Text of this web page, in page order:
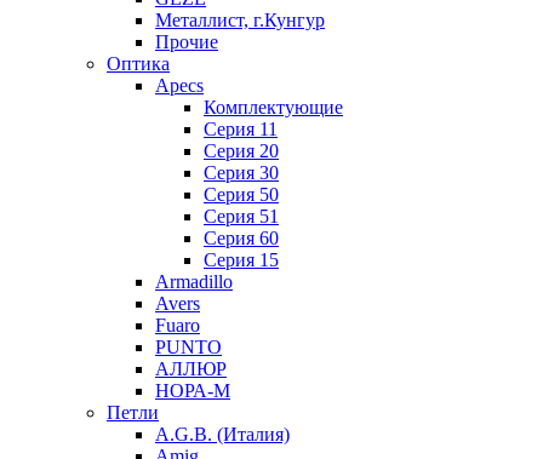
Металлист, г.Кунгур
Прочие
Оптика
Apecs
Комплектующие
Серия 11
Серия 20
Серия 30
Серия 50
Серия 51
Серия 60
Серия 15
Armadillo
Avers
Fuaro
PUNTO
АЛЛЮР
НОРА-М
Петли
A.G.B. (Италия)